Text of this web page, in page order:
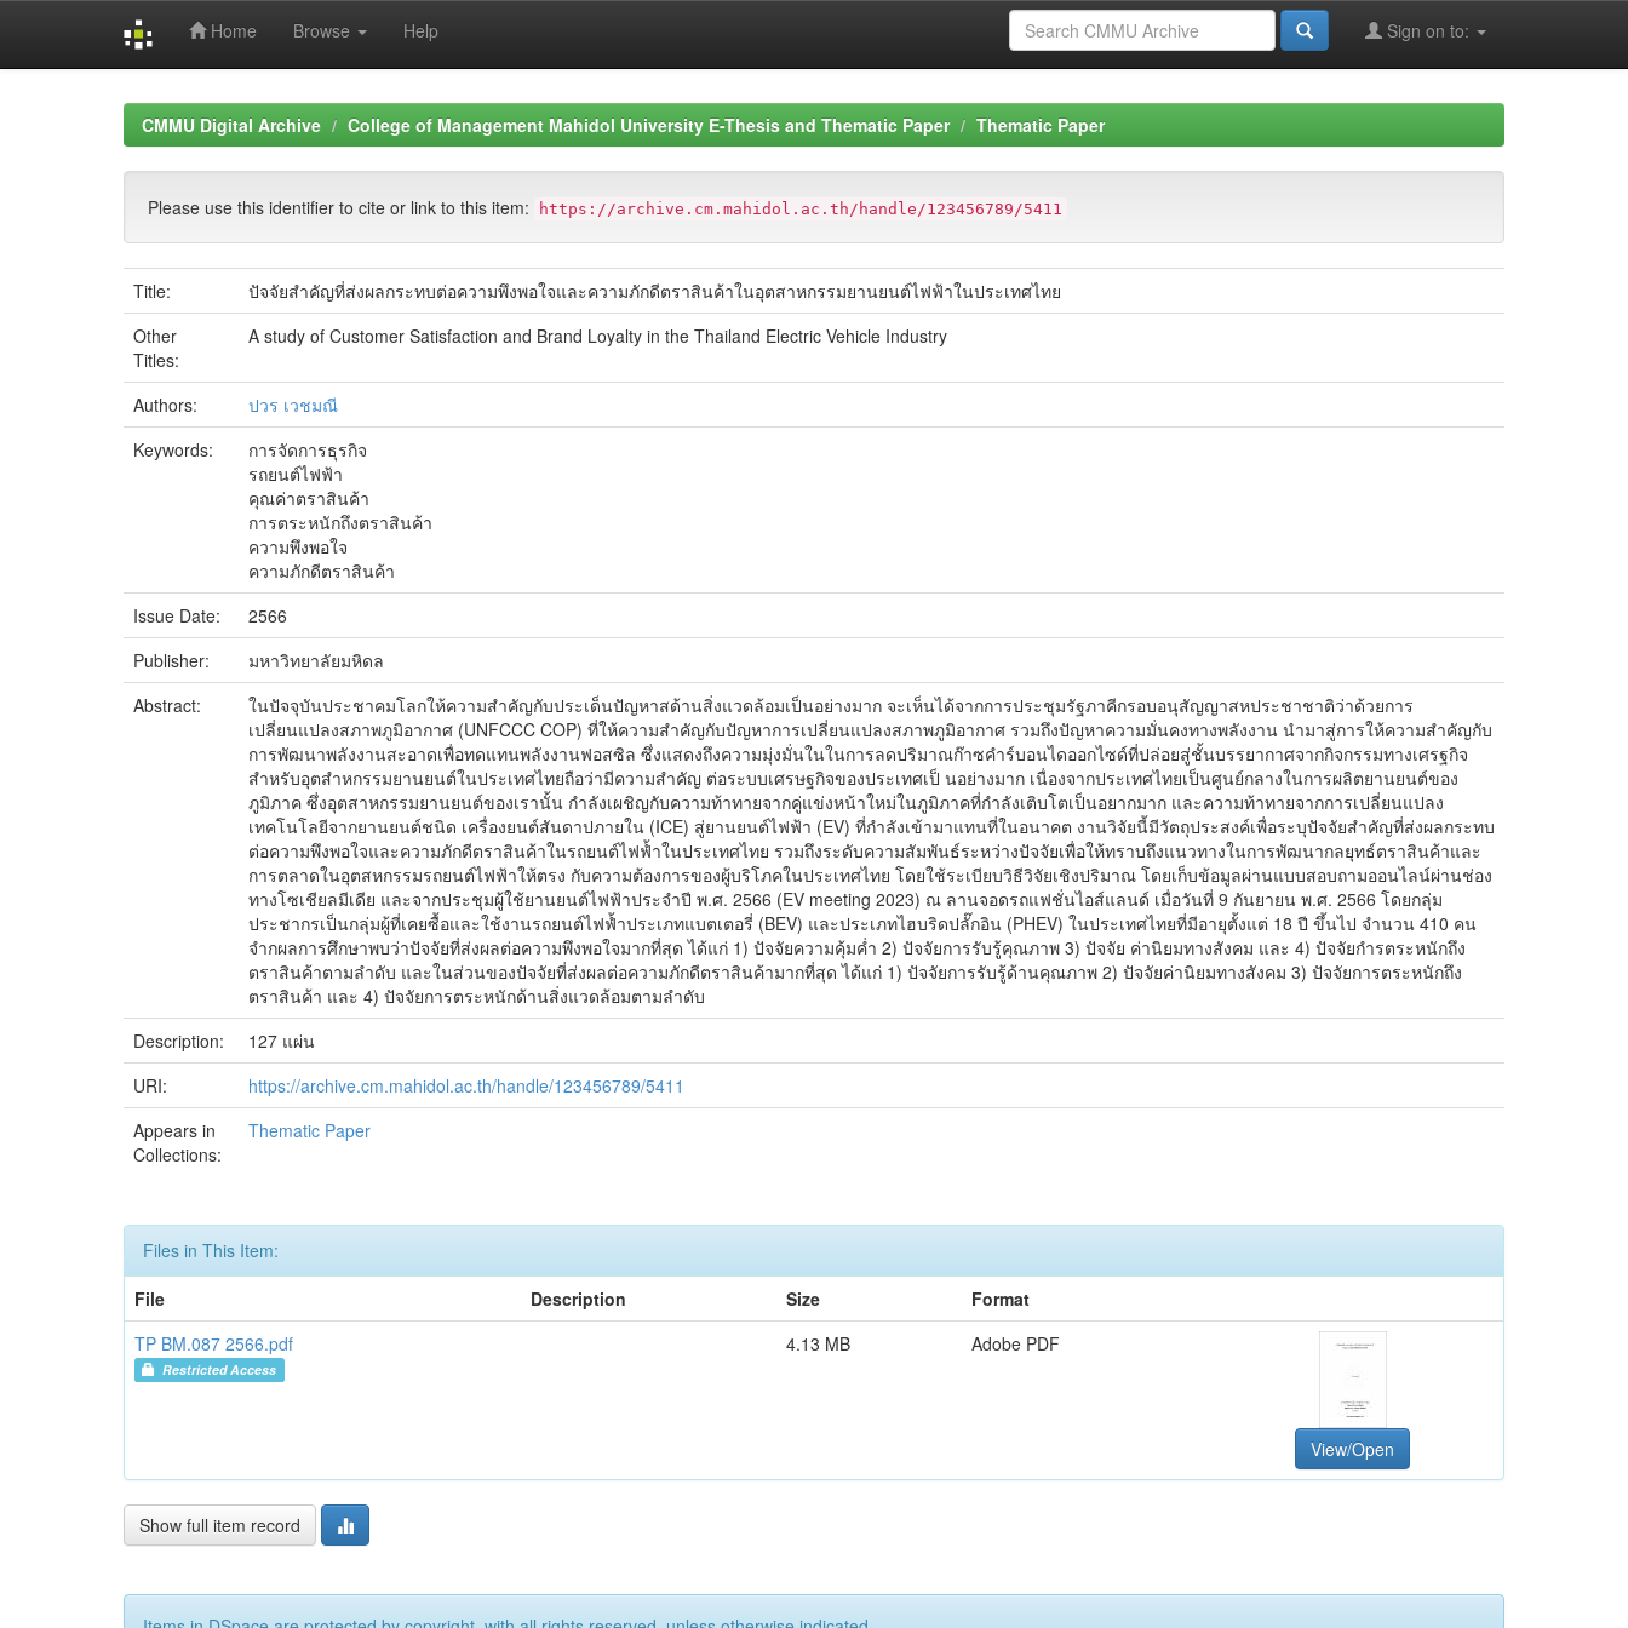
Home Browse Help Sign on to:
CMMU Digital Archive College of Management Mahidol University E-Thesis and Thematic Paper Thematic Paper
Please use this identifier to cite or link to this item: https://archive.cm.mahidol.ac.th/handle/123456789/5411
Title:
ปัจจัยสำคัญที่ส่งผลกระทบต่อความพึงพอใจและความภักดีตราสินค้าในอุตสาหกรรมยานยนต์ไฟฟ้าในประเทศไทย
Other
Titles:
A study of Customer Satisfaction and Brand Loyalty in the Thailand Electric Vehicle Industry
Authors:
ปวร เวชมณี
Keywords:
การจัดการธุรกิจ
รถยนต์ไฟฟ้า
คุณค่าตราสินค้า
การตระหนักถึงตราสินค้า
ความพึงพอใจ
ความภักดีตราสินค้า
Issue Date:
2566
Publisher:
มหาวิทยาลัยมหิดล
Abstract:
ในปัจจุบันประชาคมโลกให้ความสำคัญกับประเด็นปัญหาสด้านสิ่งแวดล้อมเป็นอย่างมาก จะเห็นได้จากการประชุมรัฐภาคีกรอบอนุสัญญาสหประชาชาติว่าด้วยการ
เปลี่ยนแปลงสภาพภูมิอากาศ (UNFCCC COP) ที่ให้ความสำคัญกับปัญหาการเปลี่ยนแปลงสภาพภูมิอากาศ รวมถึงปัญหาความมั่นคงทางพลังงาน นำมาสู่การให้ความสำคัญกับ
การพัฒนาพลังงานสะอาดเพื่อทดแทนพลังงานฟอสซิล ซึ่งแสดงถึงความมุ่งมั่นในในการลดปริมาณก๊าซคำร์บอนไดออกไซด์ที่ปล่อยสู่ชั้นบรรยากาศจากกิจกรรมทางเศรฐกิจ
สำหรับอุตสำหกรรมยานยนต์ในประเทศไทยถือว่ามีความสำคัญ ต่อระบบเศรษฐกิจของประเทศเป็ นอย่างมาก เนื่องจากประเทศไทยเป็นศูนย์กลางในการผลิตยานยนต์ของ
ภูมิภาค ซึ่งอุตสาหกรรมยานยนต์ของเรานั้น กำลังเผชิญกับความท้าทายจากคู่แข่งหน้าใหม่ในภูมิภาคที่กำลังเติบโตเป็นอยากมาก และความท้าทายจากการเปลี่ยนแปลง
เทคโนโลยีจากยานยนต์ชนิด เครื่องยนต์สันดาปภายใน (ICE) สู่ยานยนต์ไฟฟ้า (EV) ที่กำลังเข้ามาแทนที่ในอนาคต งานวิจัยนี้มีวัตถุประสงค์เพื่อระบุปัจจัยสำคัญที่ส่งผลกระทบ
ต่อความพึงพอใจและความภักดีตราสินค้าในรถยนต์ไฟฟ้ำในประเทศไทย รวมถึงระดับความสัมพันธ์ระหว่างปัจจัยเพื่อให้ทราบถึงแนวทางในการพัฒนากลยุทธ์ตราสินค้าและ
การตลาดในอุตสหกรรมรถยนต์ไฟฟ้าให้ตรง กับความต้องการของผู้บริโภคในประเทศไทย โดยใช้ระเบียบวิธีวิจัยเชิงปริมาณ โดยเก็บข้อมูลผ่านแบบสอบถามออนไลน์ผ่านช่อง
ทางโซเชียลมีเดีย และจากประชุมผู้ใช้ยานยนต์ไฟฟ้าประจำปี พ.ศ. 2566 (EV meeting 2023) ณ ลานจอดรถแฟชั่นไอส์แลนด์ เมื่อวันที่ 9 กันยายน พ.ศ. 2566 โดยกลุ่ม
ประชากรเป็นกลุ่มผู้ที่เคยซื้อและใช้งานรถยนต์ไฟฟ้ำประเภทแบตเตอรี่ (BEV) และประเภทไฮบริดปลั๊กอิน (PHEV) ในประเทศไทยที่มีอายุตั้งแต่ 18 ปี ขึ้นไป จำนวน 410 คน
จำกผลการศึกษาพบว่าปัจจัยที่ส่งผลต่อความพึงพอใจมากที่สุด ได้แก่ 1) ปัจจัยความคุ้มค่ำ 2) ปัจจัยการรับรู้คุณภาพ 3) ปัจจัย ค่านิยมทางสังคม และ 4) ปัจจัยกำรตระหนักถึง
ตราสินค้าตามลำดับ และในส่วนของปัจจัยที่ส่งผลต่อความภักดีตราสินค้ามากที่สุด ได้แก่ 1) ปัจจัยการรับรู้ด้านคุณภาพ 2) ปัจจัยค่านิยมทางสังคม 3) ปัจจัยการตระหนักถึง
ตราสินค้า และ 4) ปัจจัยการตระหนักด้านสิ่งแวดล้อมตามลำดับ
Description:
127 แผ่น
URI:
https://archive.cm.mahidol.ac.th/handle/123456789/5411
Appears in
Collections:
Thematic Paper
Files in This Item:
File
Description Size
Format
TP BM.087 2566.pdf
Restricted Access
4.13 MB Adobe PDF
View/Open
Show full item record